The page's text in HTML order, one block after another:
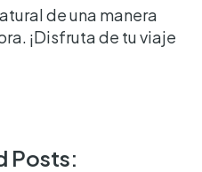
de una manera
¡Disfruta de tu viaje
Posts: